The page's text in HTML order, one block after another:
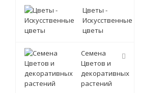
Цветы -
Искусственные
цветы
Семена
Цветов и
декоративных
растений